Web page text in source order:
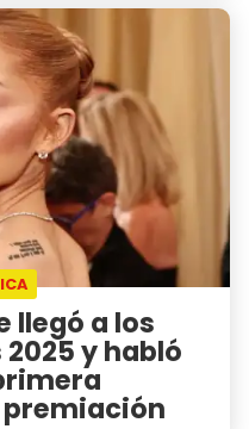
llegó a los
y habló